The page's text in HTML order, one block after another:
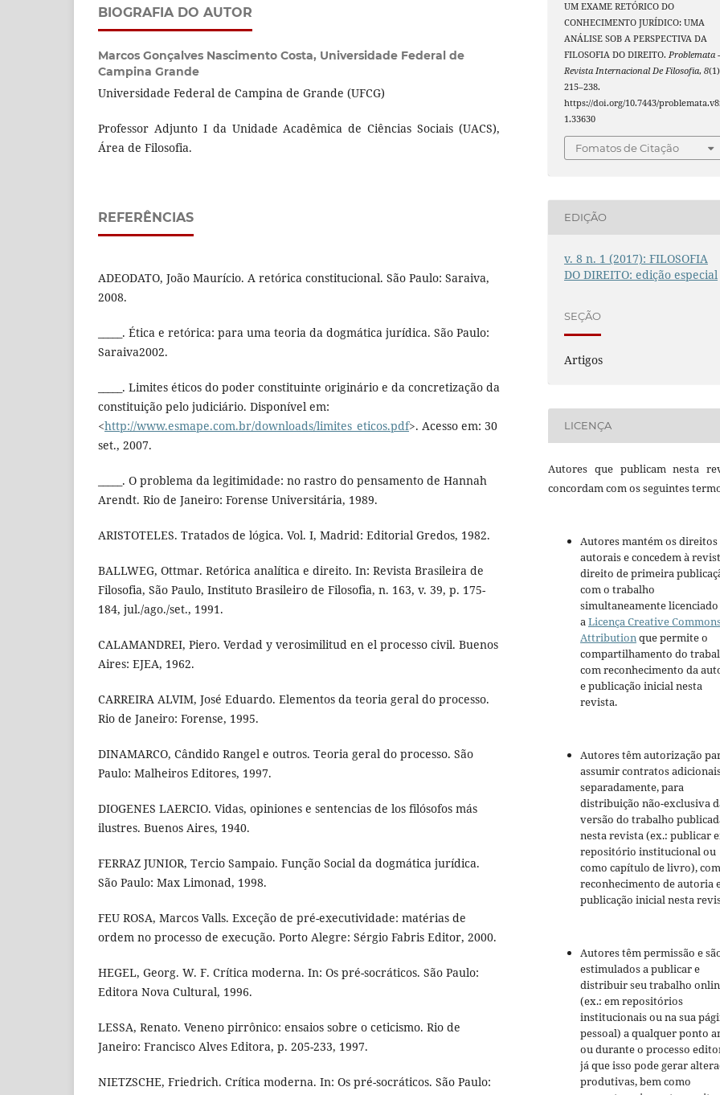
BIOGRAFIA DO AUTOR
Marcos Gonçalves Nascimento Costa, Universidade Federal de
Campina Grande
Universidade Federal de Campina de Grande (UFCG)
Professor Adjunto I da Unidade Acadêmica de Ciências Sociais (UACS),
Área de Filosofia.
REFERÊNCIAS
ADEODATO, João Maurício. A retórica constitucional. São Paulo: Saraiva,
2008.
_____. Ética e retórica: para uma teoria da dogmática jurídica. São Paulo:
Saraiva2002.
_____. Limites éticos do poder constituinte originário e da concretização da
constituição pelo judiciário. Disponível em:
<http://www.esmape.com.br/downloads/limites_eticos.pdf>. Acesso em: 30
set., 2007.
_____. O problema da legitimidade: no rastro do pensamento de Hannah
Arendt. Rio de Janeiro: Forense Universitária, 1989.
ARISTOTELES. Tratados de lógica. Vol. I, Madrid: Editorial Gredos, 1982.
BALLWEG, Ottmar. Retórica analítica e direito. In: Revista Brasileira de
Filosofia, São Paulo, Instituto Brasileiro de Filosofia, n. 163, v. 39, p. 175-
184, jul./ago./set., 1991.
CALAMANDREI, Piero. Verdad y verosimilitud en el processo civil. Buenos
Aires: EJEA, 1962.
CARREIRA ALVIM, José Eduardo. Elementos da teoria geral do processo.
Rio de Janeiro: Forense, 1995.
DINAMARCO, Cândido Rangel e outros. Teoria geral do processo. São
Paulo: Malheiros Editores, 1997.
DIOGENES LAERCIO. Vidas, opiniones e sentencias de los filósofos más
ilustres. Buenos Aires, 1940.
FERRAZ JUNIOR, Tercio Sampaio. Função Social da dogmática jurídica.
São Paulo: Max Limonad, 1998.
FEU ROSA, Marcos Valls. Exceção de pré-executividade: matérias de
ordem no processo de execução. Porto Alegre: Sérgio Fabris Editor, 2000.
HEGEL, Georg. W. F. Crítica moderna. In: Os pré-socráticos. São Paulo:
Editora Nova Cultural, 1996.
LESSA, Renato. Veneno pirrônico: ensaios sobre o ceticismo. Rio de
Janeiro: Francisco Alves Editora, p. 205-233, 1997.
NIETZSCHE, Friedrich. Crítica moderna. In: Os pré-socráticos. São Paulo:
UM EXAME RETÓRICO DO
CONHECIMENTO JURÍDICO: UMA
ANÁLISE SOB A PERSPECTIVA DA
FILOSOFIA DO DIREITO.Problemata -
Revista Internacional De Filosofia,8
215–238.
https://doi.org/10.7443/
1.33630
Fomatos de Citação
EDIÇÃO
v. 8 n. 1 (2017): FILOSOFIA
DO DIREITO: edição especial
SEÇÃO
Artigos
LICENÇA
Autores que publicam nesta
concordam com os seguintes
Autores mantém os direitos
autorais e concedem à
direito de primeira
com o trabalho
simultaneamente
aLicença Creative
Attributionque permite o
compartilhamento do
com reconhecimento da
e publicação inicial nesta
revista.
Autores têm autorização
assumir contratos
separadamente, para
distribuição não-exclusiva
versão do trabalho
nesta revista (ex.: publicar
repositório institucional ou
como capítulo de livro), com
reconhecimento de autoria
publicação inicial nesta
Autores têm permissão e
estimulados a publicar e
distribuir seu trabalho
(ex.: em repositórios
institucionais ou na sua
pessoal) a qualquer ponto
ou durante o processo
já que isso pode gerar
produtivas, bem como